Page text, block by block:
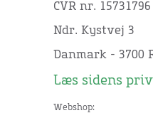
CVR nr. 15731796
Ndr. Kystvej 3
Danmark - 3700
Læs sidens
Webshop: